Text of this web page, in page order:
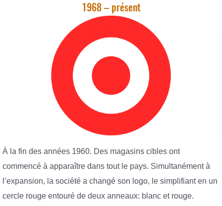
1968 – présent
À la fin des années 1960. Des magasins cibles ont
commencé à apparaître dans tout le pays. Simultanément à
l’expansion, la société a changé son logo, le simplifiant en un
cercle rouge entouré de deux anneaux: blanc et rouge.